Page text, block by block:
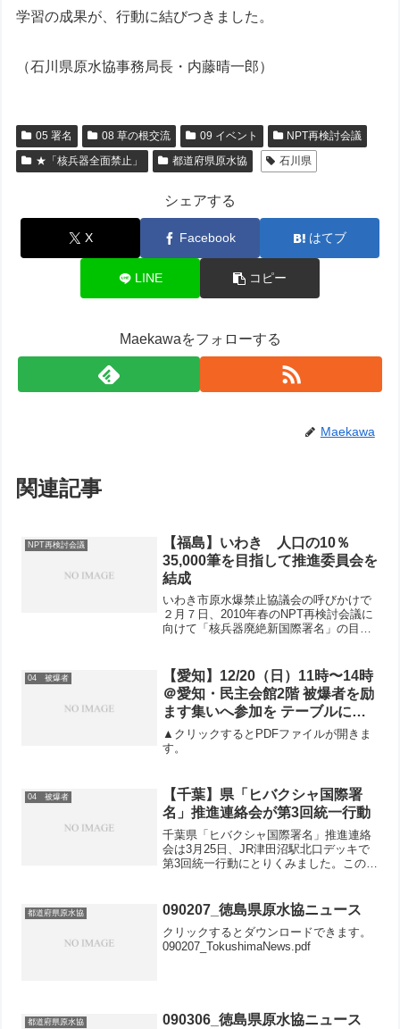
学習の成果が、行動に結びつきました。
（石川県原水協事務局長・内藤晴一郎）
05 署名 08 草の根交流 09 イベント
NPT再検討会議
★「核兵器全面禁止」
都道府県原水協 石川県
シェアする
X Facebook はてブ
LINE コピー
Maekawaをフォローする
Maekawa
関連記事
NPT再検討会議
【福島】いわき 人口の10％
35,000筆を目指して推進委員会を
結成
いわき市原水爆禁止協議会の呼びかけで
２月７日、2010年春のNPT再検討会議に
向けて「核兵器廃絶新国際署名」の目
04 被爆者
【愛知】12/20（日）11時〜14時
＠愛知・民主会館2階 被爆者を励
ます集いへ参加を テーブルに分
かれて被爆者の方のお話を聞きま
す 青年中心の被爆者支援、核兵
▲クリックするとPDFファイルが開きま
す。
04 被爆者
【千葉】県「ヒバクシャ国際署
名」推進連絡会が第3回統一行動
千葉県「ヒバクシャ国際署名」推進連絡
会は3月25日、JR津田沼駅北口デッキで
第3回統一行動にとりくみました。この行
て団体や個人、32人が参加しました。1
時間の行動で1...
都道府県原水協 090207_徳島県原水協ニュース
クリックするとダウンロードできます。
090207_TokushimaNews.pdf
都道府県原水協 090306_徳島県原水協ニュース